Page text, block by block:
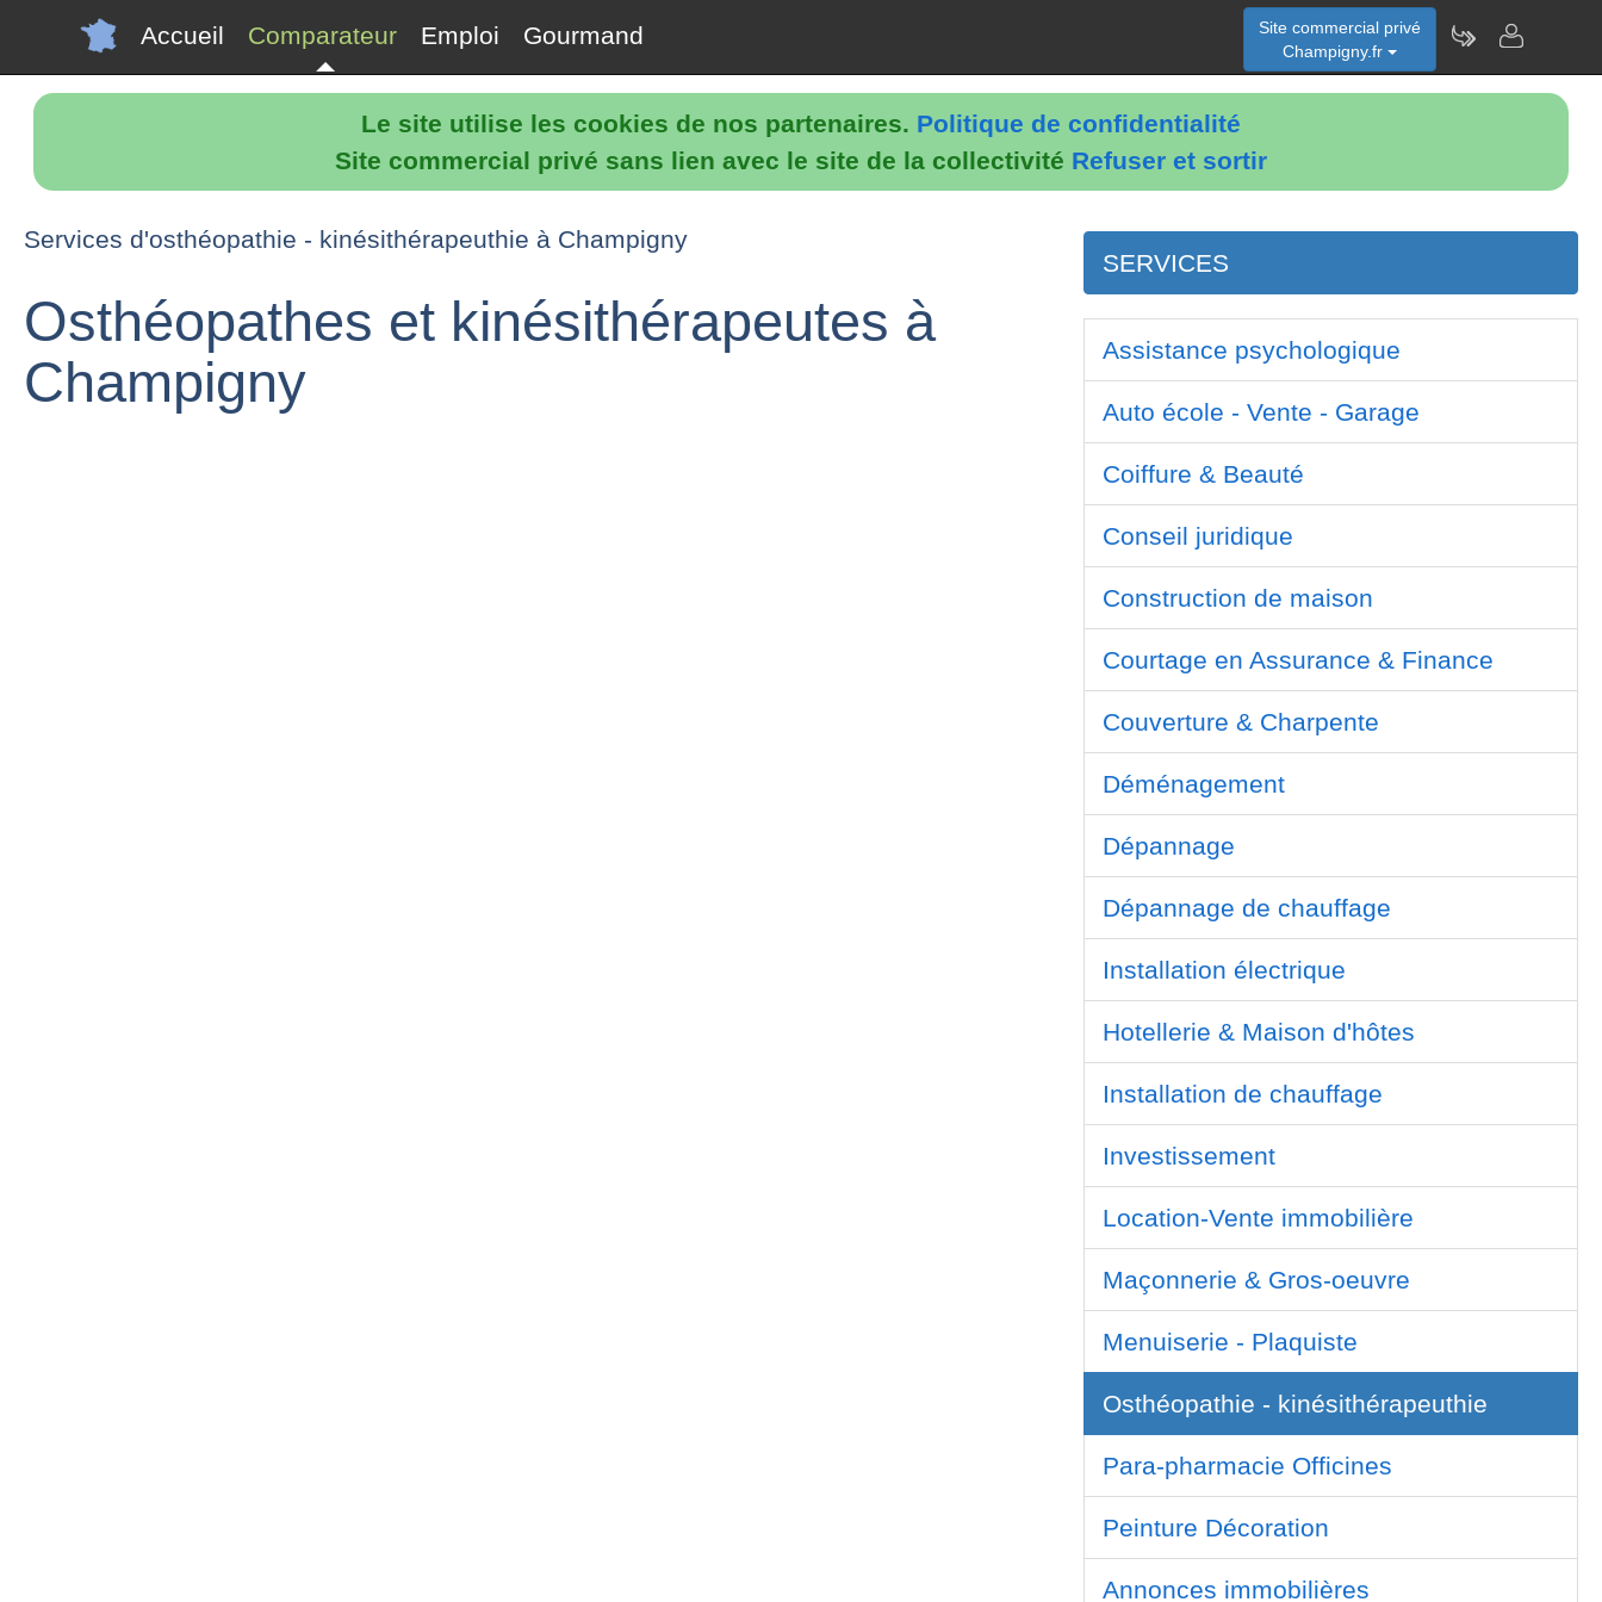
Le site utilise les cookies de nos partenaires. Politique de confidentialité
Site commercial privé sans lien avec le site de la collectivité Refuser et sortir
Accueil Comparateur Emploi Gourmand
Site commercial privé
Champigny.fr
Services d'osthéopathie - kinésithérapeuthie à Champigny
Osthéopathes et kinésithérapeutes à
Champigny
SERVICES
Assistance psychologique
Auto école - Vente - Garage
Coiffure & Beauté
Conseil juridique
Construction de maison
Courtage en Assurance & Finance
Couverture & Charpente
Déménagement
Dépannage
Dépannage de chauffage
Installation électrique
Hotellerie & Maison d'hôtes
Installation de chauffage
Investissement
Location-Vente immobilière
Maçonnerie & Gros-oeuvre
Menuiserie - Plaquiste
Osthéopathie - kinésithérapeuthie
Para-pharmacie Officines
Peinture Décoration
Annonces immobilières